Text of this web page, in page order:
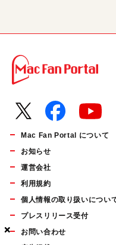
×
×
×
Mac Fan Portal について
お知らせ
運営会社
利用規約
個人情報の取り扱いについ
プレスリリース受付
お問い合わせ